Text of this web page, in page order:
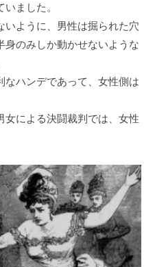
ました。
いように、男性は掘られた穴
身のみしか動かせないような
なハンデであって、女性側は
女による決闘裁判では、女性